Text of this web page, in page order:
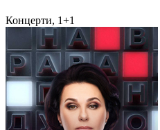
Концерти, 1+1